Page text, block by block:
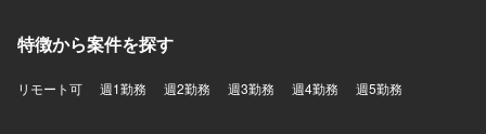
特徴から案件を探す
リモート可 週1勤務 週2勤務 週3勤務 週4勤務 週5勤務